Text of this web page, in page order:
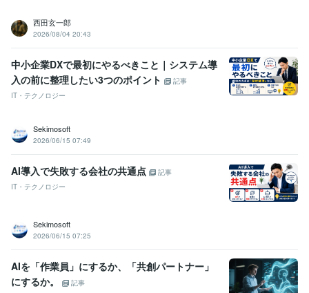
西田玄一郎
2026/08/04 20:43
中小企業DXで最初にやるべきこと｜システム導
入の前に整理したい3つのポイント
記事
IT・テクノロジー
Sekimosoft
2026/06/15 07:49
AI導入で失敗する会社の共通点
記事
IT・テクノロジー
Sekimosoft
2026/06/15 07:25
AIを「作業員」にするか、「共創パートナー」
にするか。
記事